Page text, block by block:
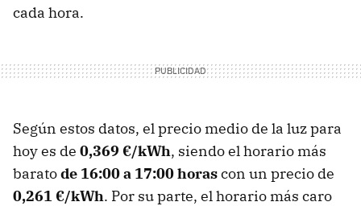
cada hora.
Según estos datos, el precio medio de la luz para
hoy es de 0,369 €/kWh, siendo el horario más
baratode 16:00 a 17:00 horascon un precio de
0,261 €/kWh. Por su parte, el horario más caro